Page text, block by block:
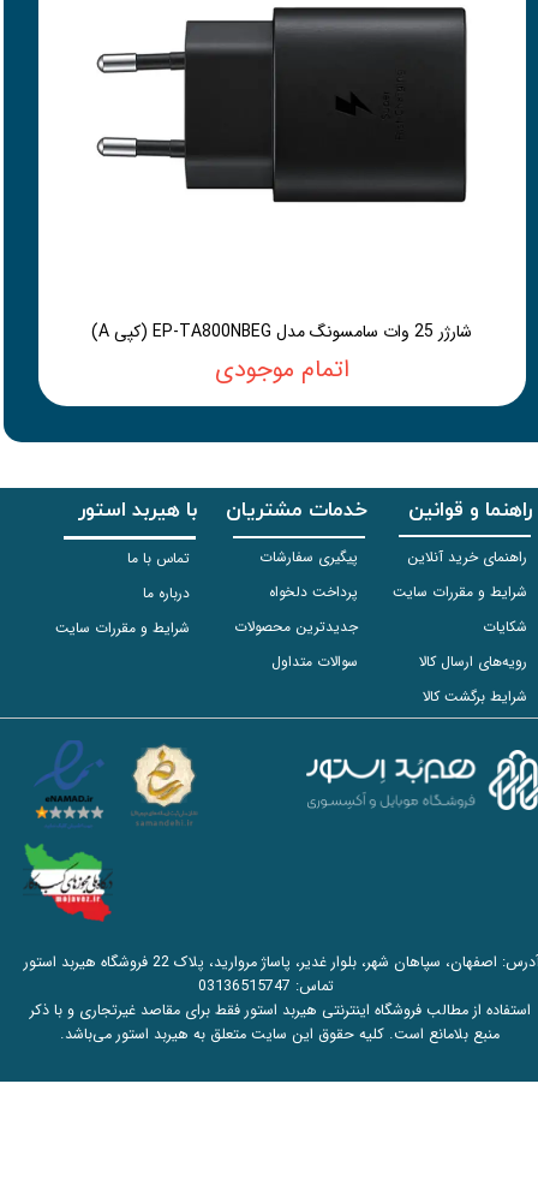
شارژر 25 وات سامسونگ مدل EP-TA800NBEG (کپی A)
اتمام موجودی
راهنما و قوانین
راهنمای خرید آنلاین
شرایط و مقررات سایت
شکایات
رویه‌های ارسال کالا
شرایط برگشت کالا
خدمات مشتریان
پیگیری سفارشات
پرداخت دلخواه
جدیدترین محصولات
سوالات متداول
با هیربد استور
تماس با ما
درباره ما
شرایط و مقررات سایت
آدرس: اصفهان، سپاهان شهر، بلوار غدیر، پاساژ مروارید، پلاک 22 فروشگاه هیربد استور
تماس: 03136515747
استفاده از مطالب فروشگاه اینترنتی هیربد استور فقط برای مقاصد غیرتجاری و با ذکر
منبع بلامانع است. کلیه حقوق این سایت متعلق به هیربد استور می‌باشد.​​​​​​​